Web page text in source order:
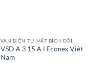
VAN ĐIỆN TỪ MẶT BÍCH ĐÔI
VSD A 3 15 A I Econex Việt
Nam